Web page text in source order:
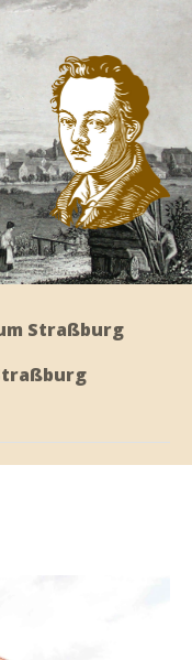
Straßburg